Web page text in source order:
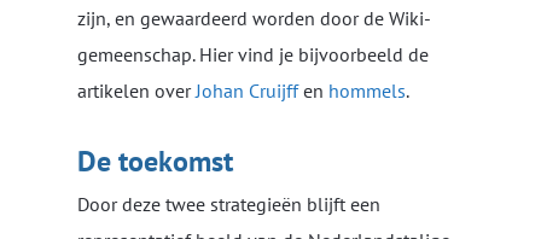
zijn, en gewaardeerd worden door de Wiki-
gemeenschap. Hier vind je bijvoorbeeld de
artikelen overJohan Cruijffen hommels.
De toekomst
Door deze twee strategieën blijft een